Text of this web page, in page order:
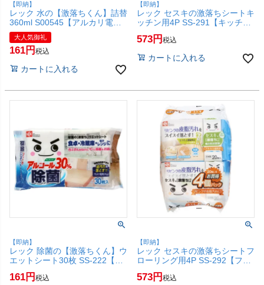
【即納】
レック 水の【激落ちくん】詰替
360ml S00545【アルカリ電解
水100%/お掃除/クリーナ
ー/LEC】【SBT】 (6041992)
大人気御礼
161 税込
カートに入れる
【即納】
レック セスキの激落ちシートキ
ッチン用4P SS-291【キッチン
用ウェットシート/油汚れ/アル
カリ電解水/お掃除/LEC】
573 税込
カートに入れる
【即納】
レック 除菌の【激落ちくん】ウ
エットシート30枚 SS-222【キ
ッチン用ウェットシート/アルカ
リ電解水/お掃除/LEC】
161 税込
【即納】
レック セスキの激落ちシートフ
ローリング用4P SS-292【フロ
ーリング用ウェットシート/アル
カリ電解水/セスキ炭酸ソーダ/
573 税込